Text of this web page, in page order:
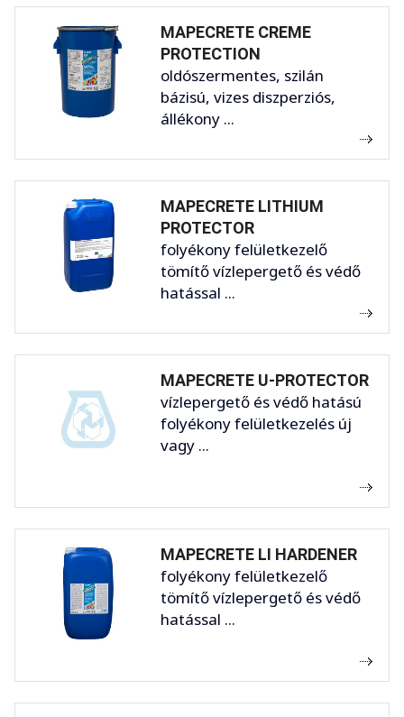
MAPECRETE CREME
PROTECTION
oldószermentes, szilán
bázisú, vizes diszperziós,
állékony ...
MAPECRETE LITHIUM
PROTECTOR
folyékony felületkezelő
tömítő vízlepergető és védő
hatással ...
MAPECRETE U-PROTECTOR
vízlepergető és védő hatású
folyékony felületkezelés új
vagy ...
MAPECRETE LI HARDENER
folyékony felületkezelő
tömítő vízlepergető és védő
hatással ...